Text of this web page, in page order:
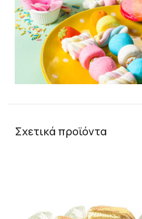
Σχετικά προϊόντα